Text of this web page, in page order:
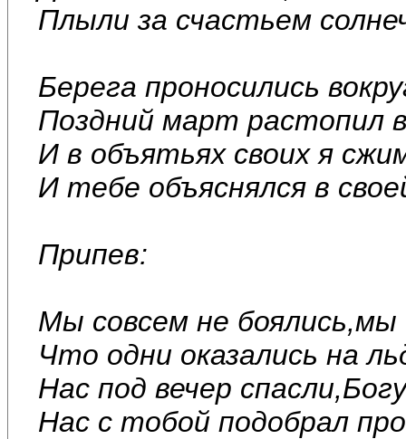
Плыли за счастьем
Берега проносились
Поздний март растопил
И в объятьях своих я
И тебе объяснялся в
Припев:
Мы совсем не
Что одни оказались на
Нас под вечер
Нас с тобой подобрал